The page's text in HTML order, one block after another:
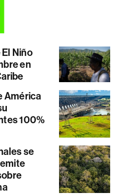
Niño
en
América
100%
se